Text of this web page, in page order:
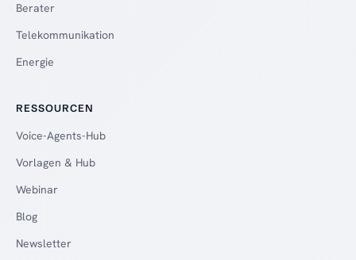
Berater
Telekommunikation
Energie
RESSOURCEN
Voice-Agents-Hub
Vorlagen & Hub
Webinar
Blog
Newsletter